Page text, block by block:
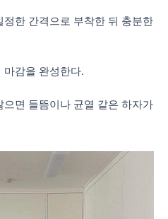
한 간격으로 부착한 뒤 충분한
마감을 완성한다.
면 들뜸이나 균열 같은 하자가